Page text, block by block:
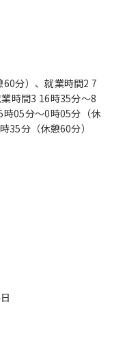
分）、就業時間2 7
時間3 16時35分〜8
05分〜0時05分（休
35分（休憩60分）